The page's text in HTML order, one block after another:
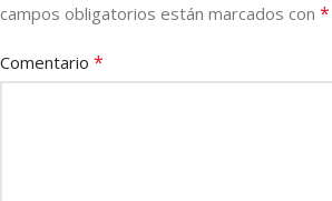
campos obligatorios están marcados con *
Comentario *